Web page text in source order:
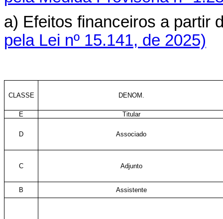
a) Efeitos financeiros a
pela Lei nº 15.141, de 2025)
CLASSE DENOM.
E Titular
D Associado
C Adjunto
B Assistente